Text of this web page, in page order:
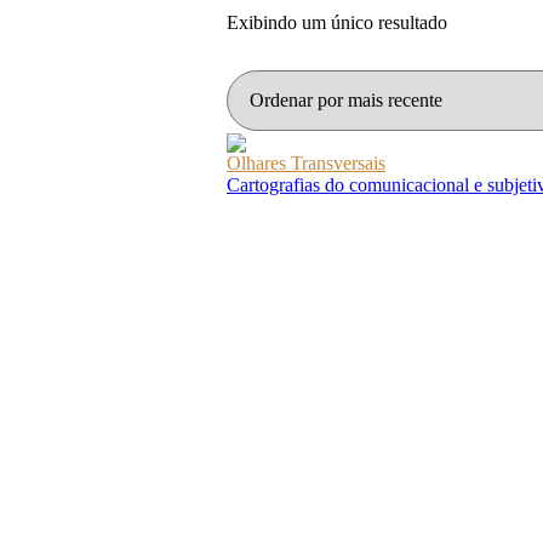
Exibindo um único resultado
Olhares Transversais
Cartografias do comunicacional e